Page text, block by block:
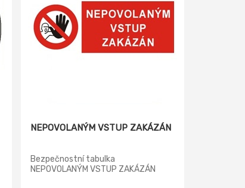
NEPOVOLANÝM VSTUP ZAKÁZÁN
Bezpečnostní tabulka
NEPOVOLANÝM VSTUP ZAKÁZÁN